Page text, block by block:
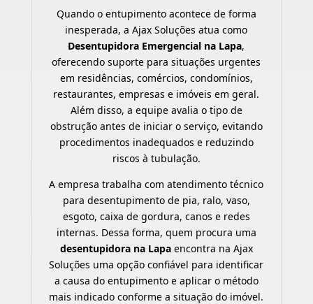
Quando o entupimento acontece de forma
inesperada, a Ajax Soluções atua como
Desentupidora Emergencial na Lapa,
oferecendo suporte para situações urgentes
em residências, comércios, condomínios,
restaurantes, empresas e imóveis em geral.
Além disso, a equipe avalia o tipo de
obstrução antes de iniciar o serviço, evitando
procedimentos inadequados e reduzindo
riscos à tubulação.
A empresa trabalha com atendimento técnico
para desentupimento de pia, ralo, vaso,
esgoto, caixa de gordura, canos e redes
internas. Dessa forma, quem procura uma
desentupidora na Lapaencontra na Ajax
Soluções uma opção confiável para identificar
a causa do entupimento e aplicar o método
mais indicado conforme a situação do imóvel.